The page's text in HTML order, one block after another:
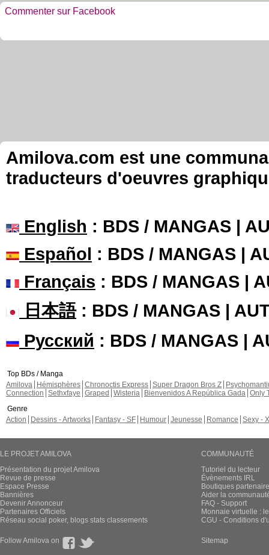
Commenter sur Facebook
Amilova.com est une
traducteurs d'oeuvres
English : BDS / MANGAS |
Español : BDS / MANGAS |
Français : BDS / MANGAS |
日本語: BDS / MANGAS |
Русский : BDS / MANGAS |
Top BDs / Manga
Amilova
Hémisphères Chronoctis Express Super Dragon Bros Z
Connection Sethxfaye Graped Wisteria Bienvenidos A República Gada Only
Genre
Action
Dessins - Artworks Fantasy - SF Humour Jeunesse Romance Sexy -
LE PROJET AMILOVA
Présentation du projet Amilova
Revue de presse
Espace Presse
Bannières
Devenir Annonceur
Partenaires Officiels
Réseau social poker, blogs stats classements
COMMUNAUTÉ
Tutoriel du lecteur
Évènements IRL
Boutiques
Aider la
FAQ - Support
Monnaie virtuelle :
CGU - Conditions
Follow Amilova on Sitemap